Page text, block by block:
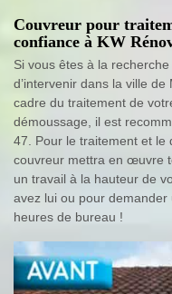
Couvreur pour
confiance à KW
Si vous êtes à la
d’intervenir dans la ville
cadre du traitement de
démoussage, il est
47. Pour le traitement et le
couvreur mettra en œuvre
un travail à la hauteur de
avez lui ou pour
heures de bureau !